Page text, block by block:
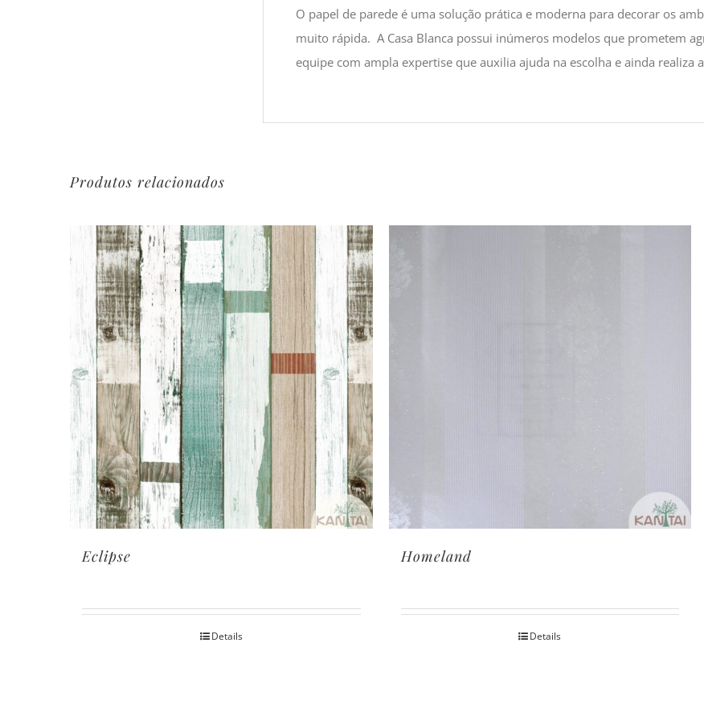
O papel de parede é uma solução prática e moderna para decorar os
muito rápida. A Casa Blanca possui inúmeros modelos que prometem
equipe com ampla expertise que auxilia ajuda na escolha e ainda realiza
Produtos relacionados
Eclipse
Details
Homeland
Details